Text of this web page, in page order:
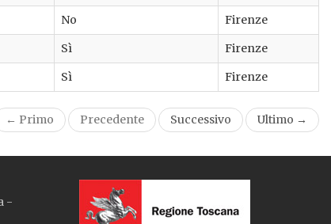
No
Firenze
Sì
Firenze
Sì Firenze
← Primo Precedente Successivo Ultimo →
-